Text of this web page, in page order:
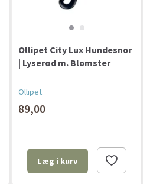
Ollipet City Lux Hundesnor
| Lyserød m. Blomster
Ollipet
89,00
Læg i kurv